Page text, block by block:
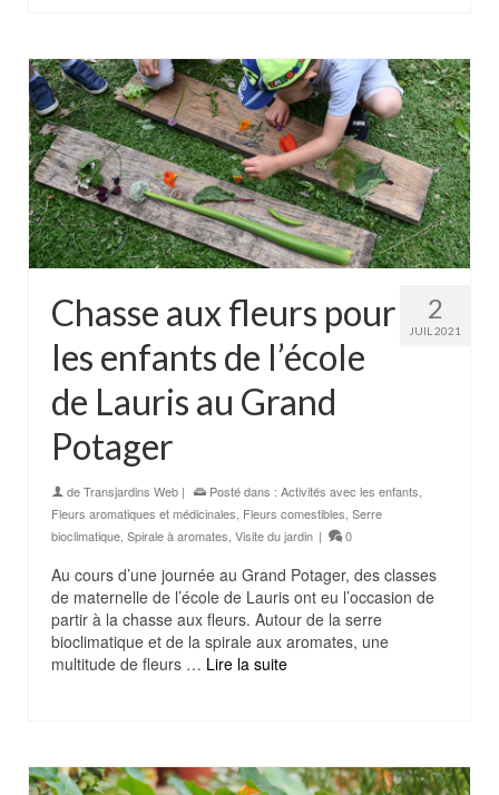
2
JUIL 2021
Chasse aux fleurs pour
les enfants de l’école
de Lauris au Grand
Potager
deTransjardins Web | Posté dans : Activités avec les enfants
Fleurs aromatiques et médicinales Fleurs comestibles Serre
bioclimatique Spirale à aromates Visite du jardin | 0
Au cours d’une journée au Grand Potager, des classes
de maternelle de l’école de Lauris ont eu l’occasion de
partir à la chasse aux fleurs. Autour de la serre
bioclimatique et de la spirale aux aromates, une
multitude de fleurs … Lire la suite